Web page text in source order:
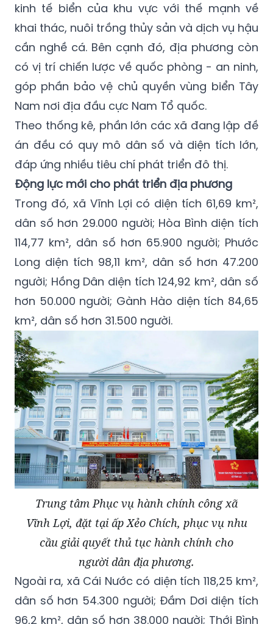
kinh tế biển của khu vực với thế mạnh về
khai thác, nuôi trồng thủy sản và dịch vụ hậu
cần nghề cá. Bên cạnh đó, địa phương còn
có vị trí chiến lược về quốc phòng - an ninh,
góp phần bảo vệ chủ quyền vùng biển Tây
Nam nơi địa đầu cực Nam Tổ quốc.
Theo thống kê, phần lớn các xã đang lập đề
án đều có quy mô dân số và diện tích lớn,
đáp ứng nhiều tiêu chí phát triển đô thị.
Động lực mới cho phát triển địa phương
Trong đó, xã Vĩnh Lợi có diện tích 61,69 km²,
dân số hơn 29.000 người; Hòa Bình diện tích
114,77 km², dân số hơn 65.900 người; Phước
Long diện tích 98,11 km², dân số hơn 47.200
người; Hồng Dân diện tích 124,92 km², dân số
hơn 50.000 người; Gành Hào diện tích 84,65
km², dân số hơn 31.500 người.
Trung tâm Phục vụ hành chính công xã
Vĩnh Lợi, đặt tại ấp Xẻo Chích, phục vụ nhu
cầu giải quyết thủ tục hành chính cho
người dân địa phương.
Ngoài ra, xã Cái Nước có diện tích 118,25 km²,
dân số hơn 54.300 người; Đầm Dơi diện tích
96,2 km², dân số hơn 38.000 người; Thới Bình